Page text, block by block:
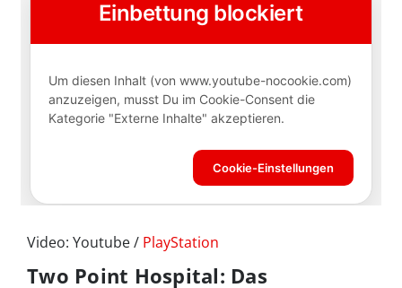
Video: Youtube / PlayStation
Two Point Hospital: Das